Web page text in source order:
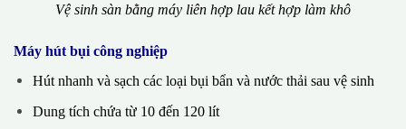
Vệ sinh sàn bằng máy liên hợp lau kết hợp làm khô
Máy hút bụi công nghiệp
Hút nhanh và sạch các loại bụi bẩn và nước thải sau vệ sinh
Dung tích chứa từ 10 đến 120 lít